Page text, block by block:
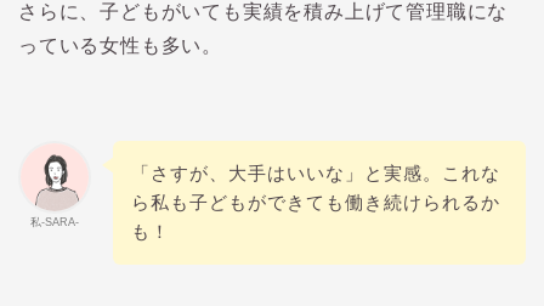
さらに、子どもがいても実績を積み上げて管理職にな
っている女性も多い。
私-SARA-
「さすが、大手はいいな」と実感。これな
ら私も子どもができても働き続けられるか
も！